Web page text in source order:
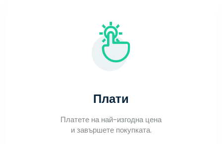
Плати
Платете на най-изгодна цена
и завършете покупката.